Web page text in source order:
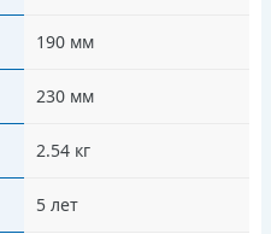
190 мм
230 мм
2.54 кг
5 лет